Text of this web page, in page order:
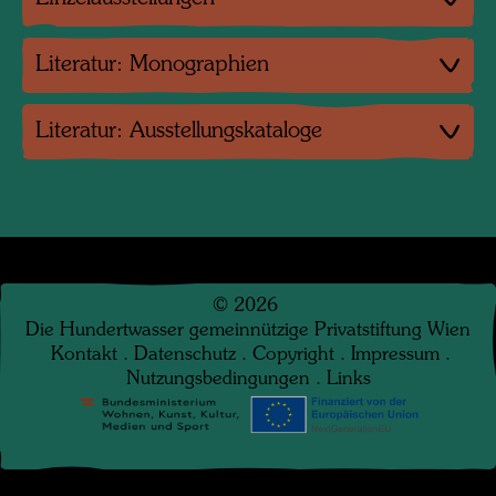
Literatur: Monographien
Literatur: Ausstellungskataloge
© 2026
Die Hundertwasser gemeinnützige Privatstiftung Wien
Kontakt . Datenschutz . Copyright . Impressum .
Nutzungsbedingungen . Links